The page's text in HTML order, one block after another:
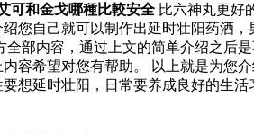
可和金戈哪種比較安全 比六神丸更好
您自己就可以制作出延时壮阳药酒
全部内容，通过上文的简单介绍之后
容希望对您有帮助。 以上就是为您
想延时壮阳，日常要养成良好的生